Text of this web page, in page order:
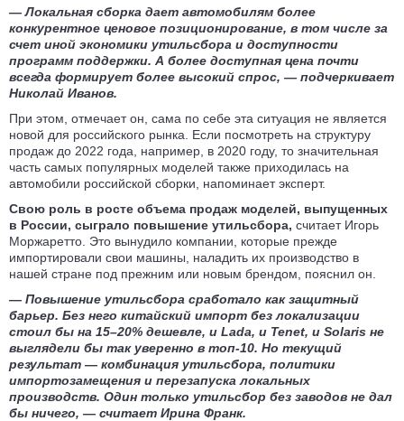
— Локальная сборка дает автомобилям более
конкурентное ценовое позиционирование, в том числе за
счет иной экономики утильсбора и доступности
программ поддержки. А более доступная цена почти
всегда формирует более высокий спрос, — подчеркивает
Николай Иванов.
При этом, отмечает он, сама по себе эта ситуация не является
новой для российского рынка. Если посмотреть на структуру
продаж до 2022 года, например, в 2020 году, то значительная
часть самых популярных моделей также приходилась на
автомобили российской сборки, напоминает эксперт.
Свою роль в росте объема продаж моделей, выпущенных
в России, сыграло повышение утильсбора, считает Игорь
Моржаретто. Это вынудило компании, которые прежде
импортировали свои машины, наладить их производство в
нашей стране под прежним или новым брендом, пояснил он.
— Повышение утильсбора сработало как защитный
барьер. Без него китайский импорт без локализации
стоил бы на 15–20% дешевле, и Lada, и Tenet, и Solaris не
выглядели бы так уверенно в топ-10. Но текущий
результат — комбинация утильсбора, политики
импортозамещения и перезапуска локальных
производств. Один только утильсбор без заводов не дал
бы ничего, — считает Ирина Франк.